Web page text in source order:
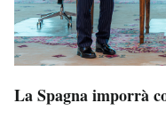
La Spagna imporrà